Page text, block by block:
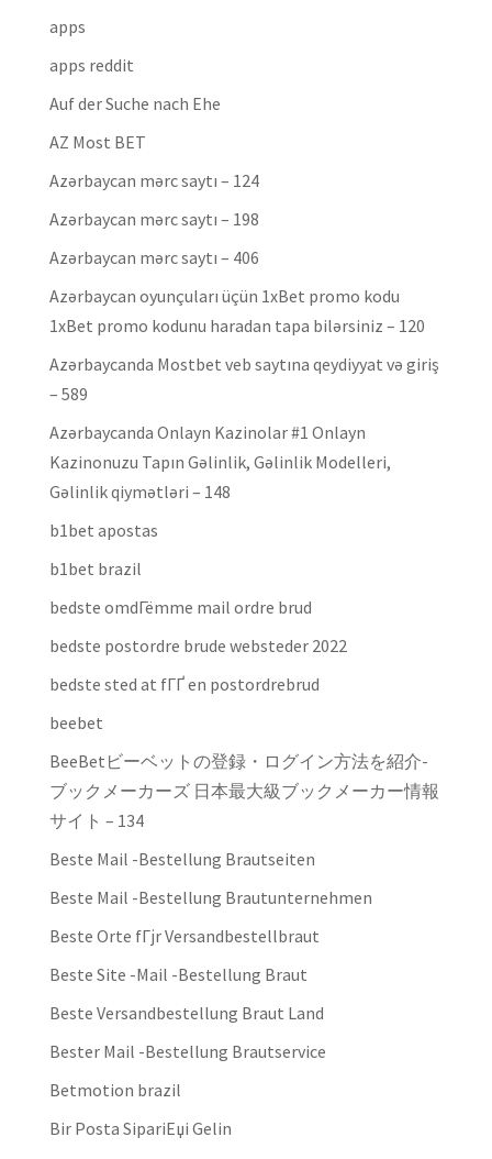
apps
apps reddit
Auf der Suche nach Ehe
AZ Most BET
Azərbaycan mərc saytı – 124
Azərbaycan mərc saytı – 198
Azərbaycan mərc saytı – 406
Azərbaycan oyunçuları üçün 1xBet promo kodu
1xBet promo kodunu haradan tapa bilərsiniz – 120
Azərbaycanda Mostbet veb saytına qeydiyyat və giriş
– 589
Azərbaycanda Onlayn Kazinolar #1 Onlayn
Kazinonuzu Tapın Gəlinlik, Gəlinlik Modelleri,
Gəlinlik qiymətləri – 148
b1bet apostas
b1bet brazil
bedste omdГёmme mail ordre brud
bedste postordre brude websteder 2022
bedste sted at fГҐ en postordrebrud
beebet
BeeBetビーベットの登録・ログイン方法を紹介-
ブックメーカーズ 日本最大級ブックメーカー情報
サイト – 134
Beste Mail -Bestellung Brautseiten
Beste Mail -Bestellung Brautunternehmen
Beste Orte fГјr Versandbestellbraut
Beste Site -Mail -Bestellung Braut
Beste Versandbestellung Braut Land
Bester Mail -Bestellung Brautservice
Betmotion brazil
Bir Posta SipariЕџi Gelin